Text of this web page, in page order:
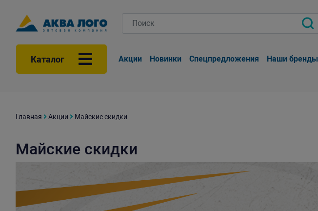
Каталог Акции Новинки Спецпредложения Наши бренды
Главная Акции Майские скидки
Майские скидки